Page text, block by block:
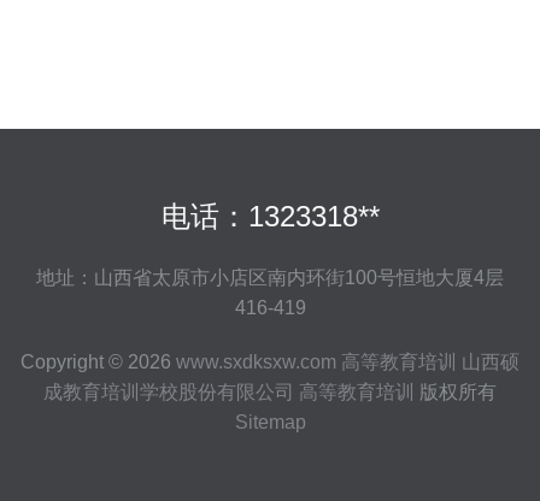
电话：1323318**
地址：山西省太原市小店区南内环街100号恒地大厦4层
416-419
Copyright © 2026 www.sxdksxw.com 高等教育培训
山西硕
成教育培训学校股份有限公司 高等教育培训
版权所有
Sitemap